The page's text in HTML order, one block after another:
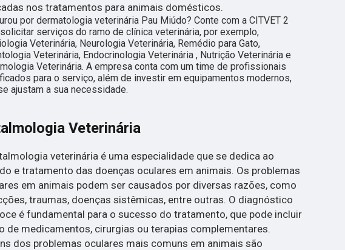
nos tratamentos para animais domésticos.
por dermatologia veterinária Pau Miúdo? Conte com a CITVET 2
serviços do ramo de clínica veterinária, por exemplo,
Veterinária, Neurologia Veterinária, Remédio para Gato,
Veterinária, Endocrinologia Veterinária , Nutrição Veterinária e
Veterinária. A empresa conta com um time de profissionais
para o serviço, além de investir em equipamentos modernos,
ajustam a sua necessidade.
Veterinária
veterinária é uma especialidade que se dedica ao
e tratamento das doenças oculares em animais. Os problemas
em animais podem ser causados por diversas razões, como
traumas, doenças sistêmicas, entre outras. O diagnóstico
é fundamental para o sucesso do tratamento, que pode incluir
de medicamentos, cirurgias ou terapias complementares.
dos problemas oculares mais comuns em animais são